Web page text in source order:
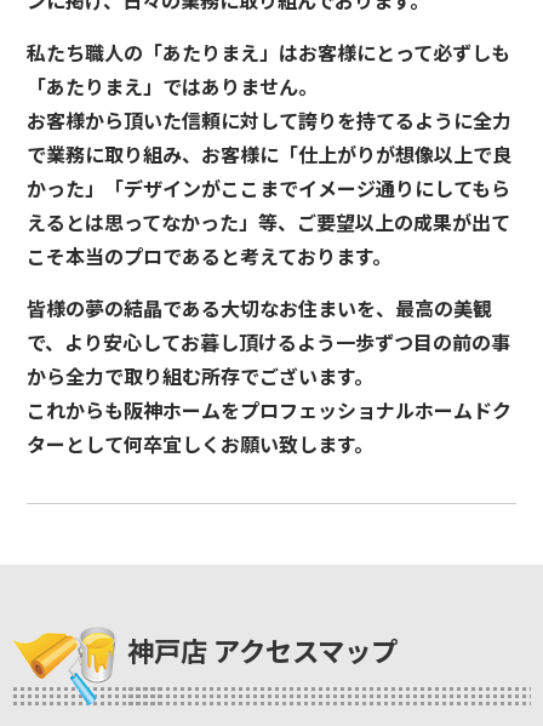
私たち職人の「あたりまえ」はお客様にとって必ずしも
「あたりまえ」ではありません。
お客様から頂いた信頼に対して誇りを持てるように全力
で業務に取り組み、お客様に「仕上がりが想像以上で良
かった」「デザインがここまでイメージ通りにしてもら
えるとは思ってなかった」等、ご要望以上の成果が出て
こそ本当のプロであると考えております。
皆様の夢の結晶である大切なお住まいを、最高の美観
で、より安心してお暮し頂けるよう一歩ずつ目の前の事
から全力で取り組む所存でございます。
これからも阪神ホームをプロフェッショナルホームドク
ターとして何卒宜しくお願い致します。
神戸店 アクセスマップ